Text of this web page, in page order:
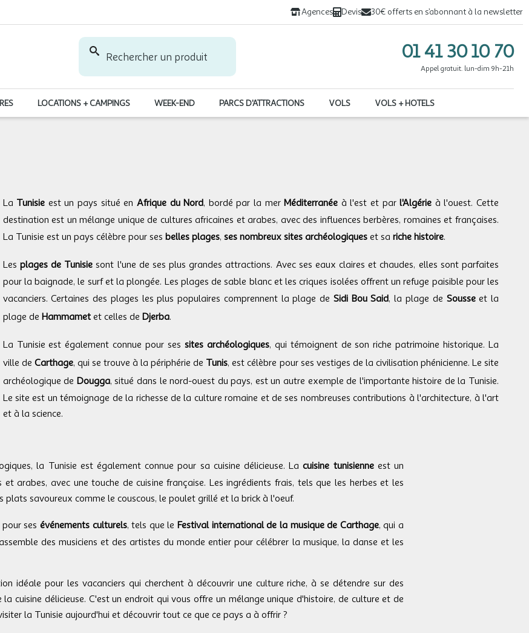
Agences Devis 30€ offerts en s’abonnant à la newsletter
Rechercher un produit 01 41 30 10 70
Appel gratuit. lun-dim 9h-21h
LOCATIONS + CAMPINGS WEEK-END PARCS D'ATTRACTIONS VOLS VOLS + HOTELS
La Tunisie est un pays situé en Afrique du Nord, bordé par la merMéditerranée à l'est et parl'Algérie à l'ouest. Cette
destination est un mélange unique de cultures africaines et arabes, avec des influences berbères, romaines et françaises.
La Tunisie est un pays célèbre pour ses belles plages, ses nombreux sites archéologiqueset sa riche histoire.
Les plages de Tunisie sont l'une de ses plus grandes attractions. Avec ses eaux claires et chaudes, elles sont parfaites
pour la baignade, le surf et la plongée. Les plages de sable blanc et les criques isolées offrent un refuge paisible pour les
vacanciers. Certaines des plages les plus populaires comprennent la plage de Sidi Bou Said, la plage de Sousseet la
plage de Hammamet et celles de Djerba.
La Tunisie est également connue pourses sites archéologiques, qui témoignent de son riche patrimoine historique. La
ville de Carthage, qui se trouve à la périphérie de Tunis, est célèbre pour ses vestiges de la civilisation phénicienne. Le site
archéologique de Dougga, situé dans le nord-ouest du pays, est un autre exemple de l'importante histoire de la Tunisie.
Le site est un témoignage de la richesse de la culture romaine et de ses nombreuses contributions à l'architecture, à l'art
et à la science.
la Tunisie est également connue pour sa cuisine délicieuse. Lacuisine tunisienneest un
et arabes, avec une touche de cuisine française. Les ingrédients frais, tels que les herbes et les
plats savoureux comme le couscous, le poulet grillé et la brick à l'oeuf.
ses événements culturels, tels que leFestival international de la musique de Carthage, qui a
des musiciens et des artistes du monde entier pour célébrer la musique, la danse et les
idéale pour les vacanciers qui cherchent à découvrir une culture riche, à se détendre sur des
cuisine délicieuse. C'est un endroit qui vous offre un mélange unique d'histoire, de culture et de
la Tunisie aujourd'hui et découvrir tout ce que ce pays a à offrir ?